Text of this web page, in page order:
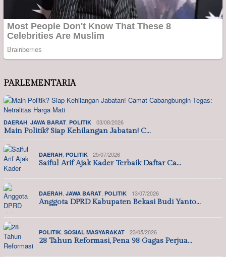
PARLEMENTARIA
DAERAH JAWA BARAT POLITIK 03/08/2026
Main Politik? Siap Kehilangan Jabatan! C…
DAERAH POLITIK 25/07/2026
Saiful Arif Ajak Kader Terbaik Daftar Ca…
DAERAH JAWA BARAT POLITIK 13/07/2026
Anggota DPRD Kabupaten Bekasi Budi Yanto…
POLITIK SOSIAL MASYARAKAT 23/05/2026
28 Tahun Reformasi, Pena 98 Gagas Perjua…